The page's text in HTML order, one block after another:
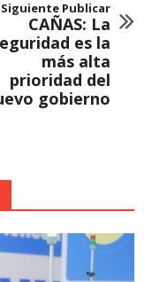
Siguiente Publicar
CAÑAS: La
es la
más alta
prioridad del
gobierno